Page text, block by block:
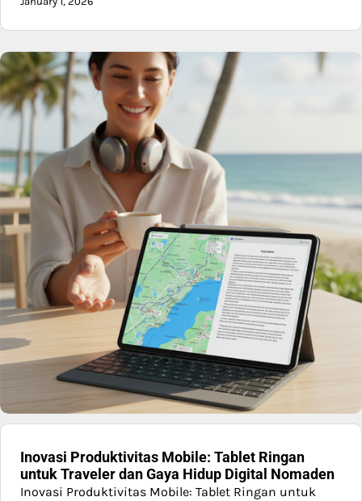
Inovasi Produktivitas Mobile: Tablet Ringan
untuk Traveler dan Gaya Hidup Digital Nomaden
Inovasi Produktivitas Mobile: Tablet Ringan untuk